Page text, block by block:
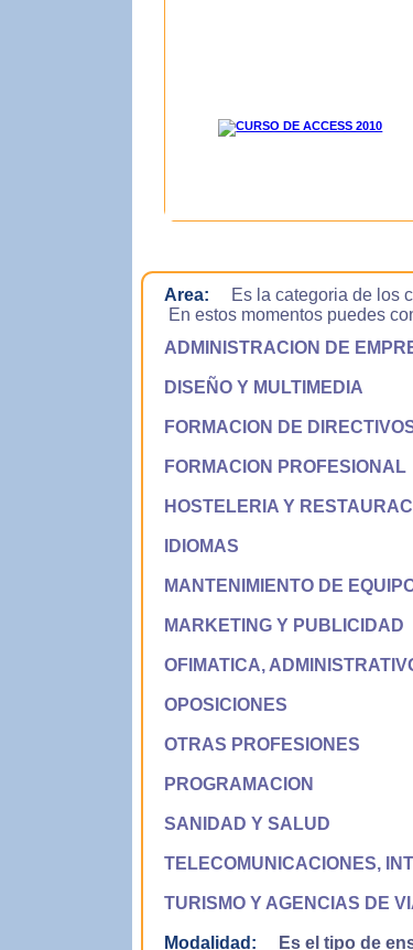
Area:
Es la categoria de los
En estos momentos puedes
ADMINISTRACION DE
DISEÑO Y MULTIMEDIA
FORMACION DE
FORMACION PROFESIONAL
HOSTELERIA Y
IDIOMAS
MANTENIMIENTO DE
MARKETING Y PUBLICIDAD
OFIMATICA,
OPOSICIONES
OTRAS PROFESIONES
PROGRAMACION
SANIDAD Y SALUD
TELECOMUNICACIONES,
TURISMO Y AGENCIAS DE
Modalidad: Es el tipo de